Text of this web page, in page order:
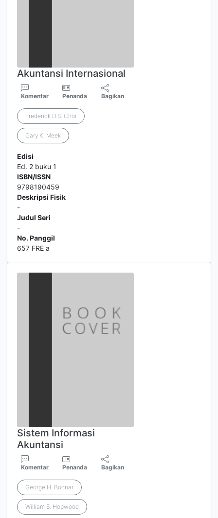
Akuntansi Internasional
Komentar Penanda Bagikan
Frederick D.S. Choi
Gary K. Meek
Edisi
Ed. 2 buku 1
ISBN/ISSN
9798190459
Deskripsi Fisik
-
Judul Seri
-
No. Panggil
657 FRE a
Sistem Informasi
Akuntansi
Komentar Penanda Bagikan
George H. Bodnar
William S. Hopwood